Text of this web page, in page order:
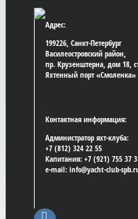
Адрес:
199226, Санкт-Петербург
Василеостровский район,
пр. Крузенштерна, дом 18,
Яхтенный порт «Смоленка»
Контактная информация:
Администратор яхт-клуба:
+7 (812) 324 22 55
Капитания: +7 (921) 755 37
e-mail: info@yacht-club-